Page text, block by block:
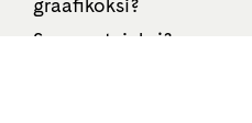
graafikoksi?
Suomentajaksi?